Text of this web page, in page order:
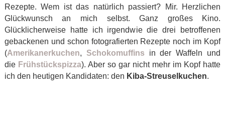
Rezepte. Wem ist das natürlich passiert? Mir. Herzlichen
Glückwunsch an mich selbst. Ganz großes Kino.
Glücklicherweise hatte ich irgendwie die drei betroffenen
gebackenen und schon fotografierten Rezepte noch im Kopf
(Amerikanerkuchen, Schokomuffins in der Waffeln und
die Frühstückspizza). Aber so gar nicht mehr im Kopf hatte
ich den heutigen Kandidaten: den Kiba-Streuselkuchen.